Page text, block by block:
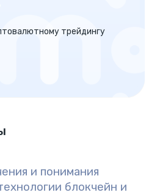
трейдингу
и понимания
блокчейн и